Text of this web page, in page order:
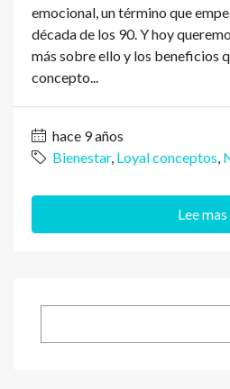
emocional, un término que
década de los 90. Y hoy
más sobre ello y los beneficios
concepto...
hace 9 años
Bienestar, Loyal conceptos
Lee mas